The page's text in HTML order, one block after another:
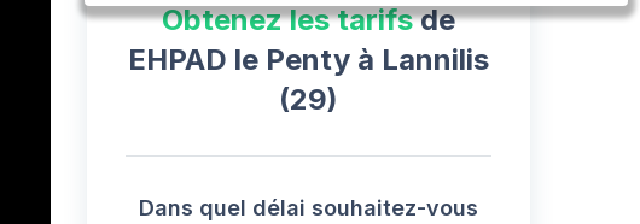
Obtenez les tarifsde
EHPAD le Penty à Lannilis
(29)
Dans quel délai souhaitez-vous